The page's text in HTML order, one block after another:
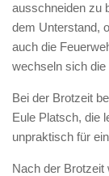
Die Klassiker
Login
ausschneiden zu
dem Unterstand,
auch die
wechseln sich die
Bei der Brotzeit
Eule Platsch, die
unpraktisch für
Nach der Brotzeit